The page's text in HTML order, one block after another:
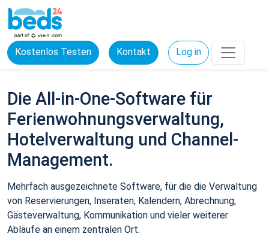
Kostenlos Testen Kontakt Log in
Die All-in-One-Software für
Ferienwohnungsverwaltung,
Hotelverwaltung und Channel-
Management.
Mehrfach ausgezeichnete Software, für die die Verwaltung
von Reservierungen, Inseraten, Kalendern, Abrechnung,
Gästeverwaltung, Kommunikation und vieler weiterer
Abläufe an einem zentralen Ort.